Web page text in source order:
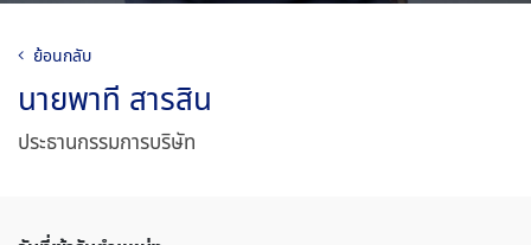
ย้อนกลับ
นายพาที สารสิน
ประธานกรรมการบริษัท